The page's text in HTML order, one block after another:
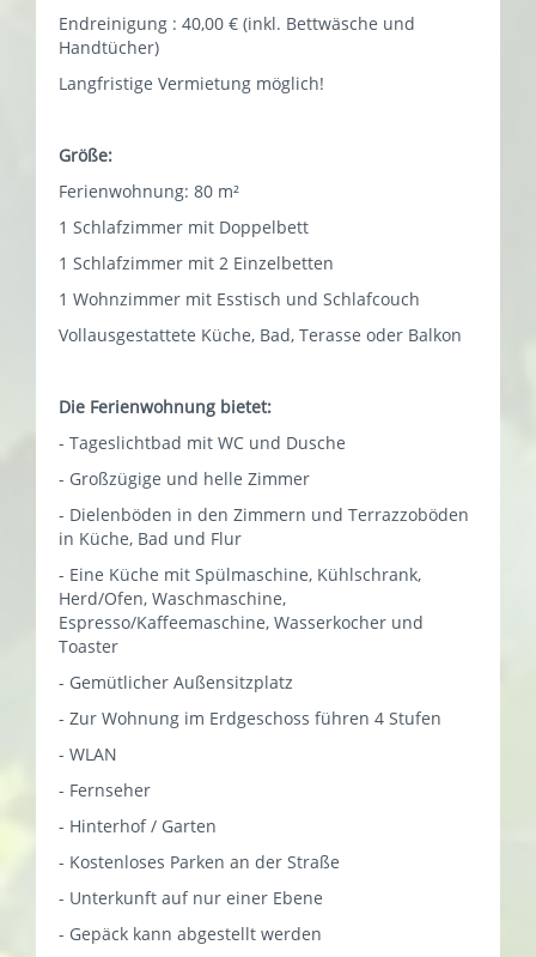
Endreinigung : 40,00 € (inkl. Bettwäsche und
Handtücher)
Langfristige Vermietung möglich!
Größe:
Ferienwohnung: 80 m²
1 Schlafzimmer mit Doppelbett
1 Schlafzimmer mit 2 Einzelbetten
1 Wohnzimmer mit Esstisch und Schlafcouch
Vollausgestattete Küche, Bad, Terasse oder Balkon
Die Ferienwohnung bietet:
- Tageslichtbad mit WC und Dusche
- Großzügige und helle Zimmer
- Dielenböden in den Zimmern und Terrazzoböden
in Küche, Bad und Flur
- Eine Küche mit Spülmaschine, Kühlschrank,
Herd/Ofen, Waschmaschine,
Espresso/Kaffeemaschine, Wasserkocher und
Toaster
- Gemütlicher Außensitzplatz
- Zur Wohnung im Erdgeschoss führen 4 Stufen
- WLAN
- Fernseher
- Hinterhof / Garten
- Kostenloses Parken an der Straße
- Unterkunft auf nur einer Ebene
- Gepäck kann abgestellt werden